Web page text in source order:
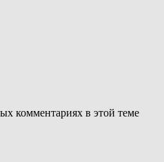
комментариях в этой теме